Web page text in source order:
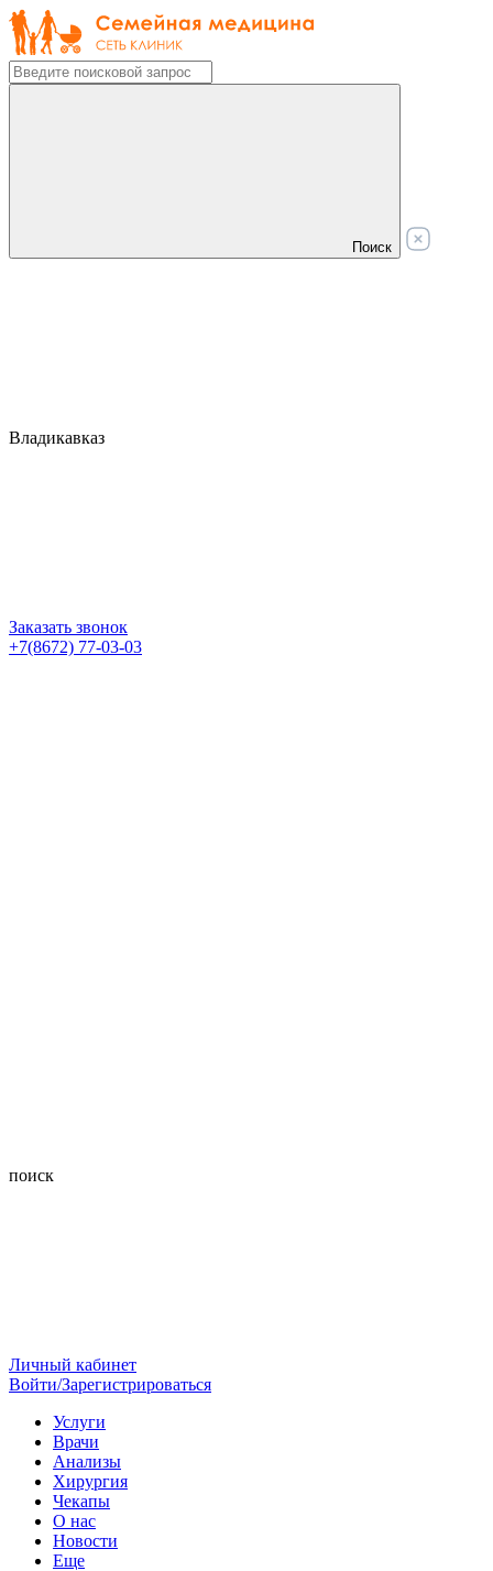
Поиск
Владикавказ
Заказать звонок
+7(8672) 77-03-03
поиск
Личный кабинет
Войти/Зарегистрироваться
Услуги
Врачи
Анализы
Хирургия
Чекапы
О нас
Новости
Еще